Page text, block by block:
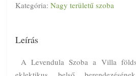
Kategória:Nagy területű szoba
Leírás
A Levendula Szoba a Villa